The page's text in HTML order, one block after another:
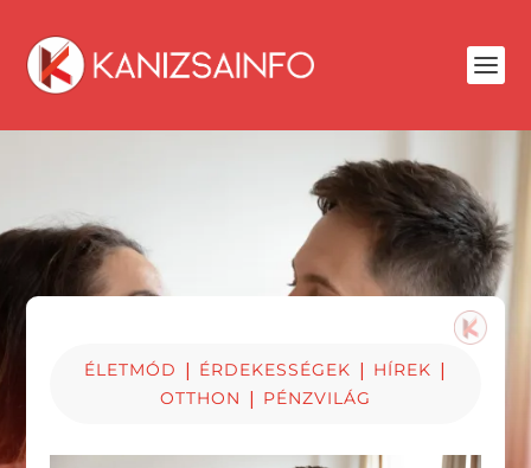
ÉLETMÓD | ÉRDEKESSÉGEK | HÍREK |
OTTHON | PÉNZVILÁG